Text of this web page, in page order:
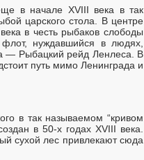
в начале XVIII века в так
царского стола. В центре
в честь рыбаков слободы
нуждавшийся в людях,
— Рыбацкий рейд Ленлеса. В
путь мимо Ленинграда и
в так называемом “кривом
в 50-х годах XVIII века.
сухой лес привлекают сюда